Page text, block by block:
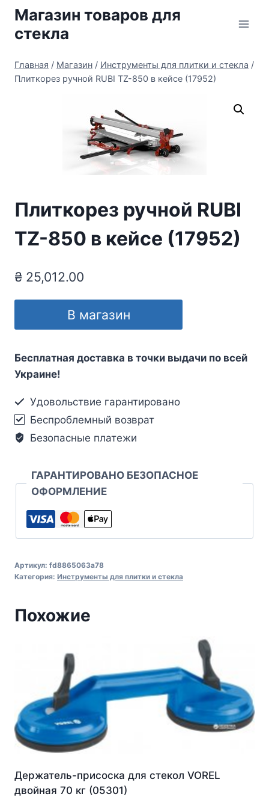
Перейти
содержимому
Магазин товаров для
стекла
Главная / Магазин / Инструменты для плитки и стекла /
Плиткорез ручной RUBI TZ-850 в кейсе (17952)
Плиткорез ручной RUBI
TZ-850 в кейсе (17952)
₴ 25,012.00
В магазин
Бесплатная доставка в точки выдачи по всей
Украине!
Удовольствие гарантировано
Беспроблемный возврат
Безопасные платежи
ГАРАНТИРОВАНО БЕЗОПАСНОЕ
ОФОРМЛЕНИЕ
Артикул: fd8865063a78
Категория: Инструменты для плитки и стекла
Похожие
Держатель-присоска для стекол VOREL
двойная 70 кг (05301)